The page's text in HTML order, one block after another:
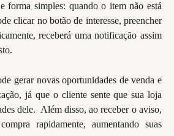
forma simples: quando o item não está
clicar no botão de interesse, preencher
receberá uma notificação assim
gerar novas oportunidades de venda e
já que o cliente sente que sua loja
dele. Além disso, ao receber o aviso,
rapidamente, aumentando suas